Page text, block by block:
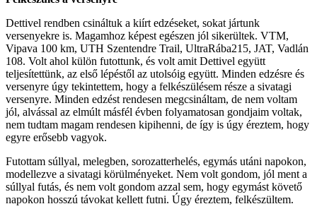
Dettivel rendben csináltuk a kiírt edzéseket, sokat jártunk
versenyekre is. Magamhoz képest egészen jól sikerültek. VTM,
Vipava 100 km, UTH Szentendre Trail, UltraRába215, JAT, Vadlán
108. Volt ahol külön futottunk, és volt amit Dettivel együtt
teljesítettünk, az első lépéstől az utolsóig együtt. Minden edzésre és
versenyre úgy tekintettem, hogy a felkészülésem része a sivatagi
versenyre. Minden edzést rendesen megcsináltam, de nem voltam
jól, alvással az elmúlt másfél évben folyamatosan gondjaim voltak,
nem tudtam magam rendesen kipihenni, de így is úgy éreztem, hogy
egyre erősebb vagyok.
Futottam súllyal, melegben, sorozatterhelés, egymás utáni napokon,
modellezve a sivatagi körülményeket. Nem volt gondom, jól ment a
súllyal futás, és nem volt gondom azzal sem, hogy egymást követő
napokon hosszú távokat kellett futni. Úgy éreztem, felkészültem.